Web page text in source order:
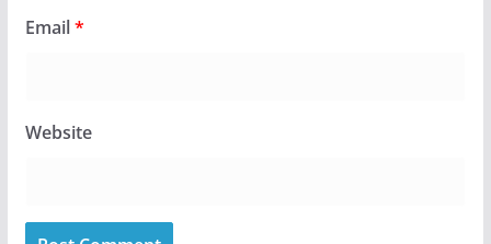
Email*
Website